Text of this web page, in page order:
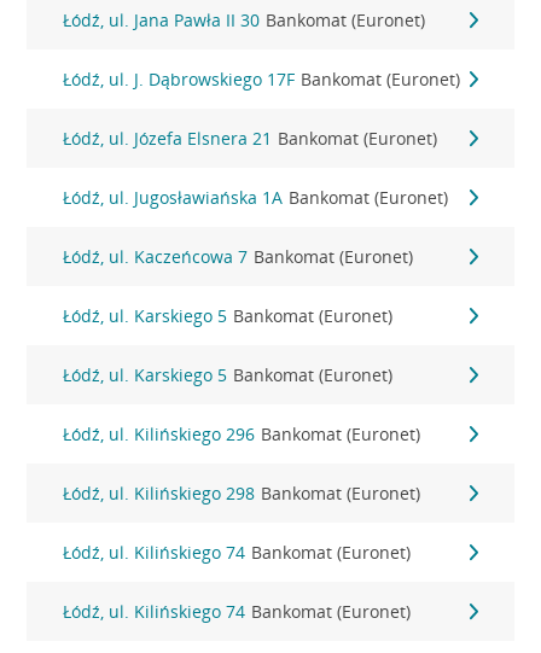
Łódź, ul. Jana Pawła II 30 Bankomat (Euronet)
Łódź, ul. J. Dąbrowskiego 17F Bankomat (Euronet)
Łódź, ul. Józefa Elsnera 21 Bankomat (Euronet)
Łódź, ul. Jugosławiańska 1A Bankomat (Euronet)
Łódź, ul. Kaczeńcowa 7 Bankomat (Euronet)
Łódź, ul. Karskiego 5 Bankomat (Euronet)
Łódź, ul. Karskiego 5 Bankomat (Euronet)
Łódź, ul. Kilińskiego 296 Bankomat (Euronet)
Łódź, ul. Kilińskiego 298 Bankomat (Euronet)
Łódź, ul. Kilińskiego 74 Bankomat (Euronet)
Łódź, ul. Kilińskiego 74 Bankomat (Euronet)